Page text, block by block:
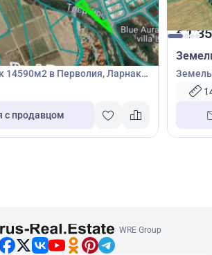
14590м2 в Перволия, Ларнака,
с продавцом
€1
Кипр
WRE Group